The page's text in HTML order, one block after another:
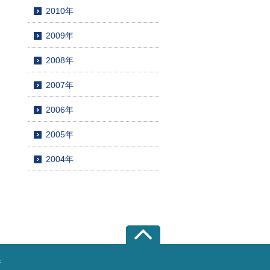
2010年
2009年
2008年
2007年
2006年
2005年
2004年